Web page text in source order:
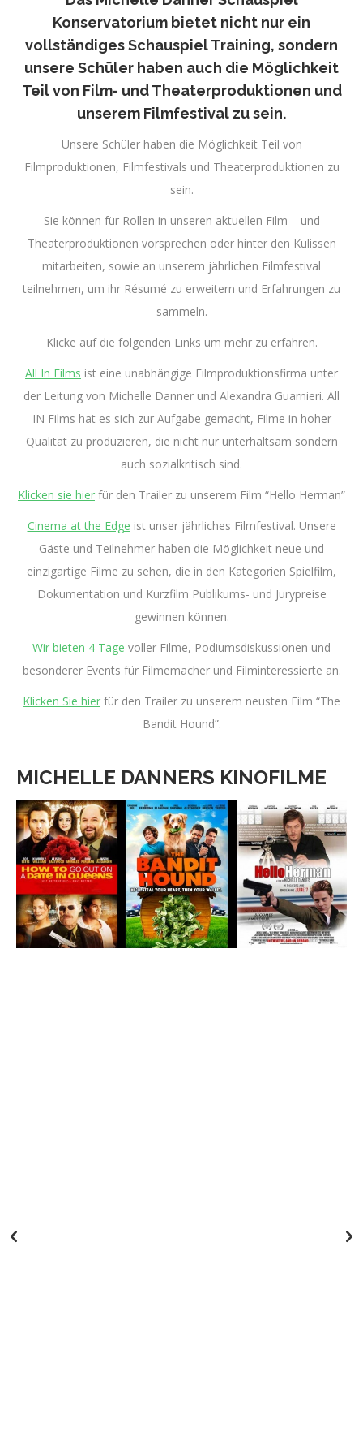
Konservatorium bietet nicht nur ein
vollständiges Schauspiel Training, sondern
unsere Schüler haben auch die Möglichkeit
Teil von Film- und Theaterproduktionen und
unserem Filmfestival zu sein.
Unsere Schüler haben die Möglichkeit Teil von
Filmproduktionen, Filmfestivals und Theaterproduktionen zu
sein.
Sie können für Rollen in unseren aktuellen Film – und
Theaterproduktionen vorsprechen oder hinter den Kulissen
mitarbeiten, sowie an unserem jährlichen Filmfestival
teilnehmen, um ihr Résumé zu erweitern und Erfahrungen zu
sammeln.
Klicke auf die folgenden Links um mehr zu erfahren.
All In Films ist eine unabhängige Filmproduktionsfirma unter
der Leitung von Michelle Danner und Alexandra Guarnieri. All
IN Films hat es sich zur Aufgabe gemacht, Filme in hoher
Qualität zu produzieren, die nicht nur unterhaltsam sondern
auch sozialkritisch sind.
Klicken sie hier für den Trailer zu unserem Film “Hello Herman”
Cinema at the Edge ist unser jährliches Filmfestival. Unsere
Gäste und Teilnehmer haben die Möglichkeit neue und
einzigartige Filme zu sehen, die in den Kategorien Spielfilm,
Dokumentation und Kurzfilm Publikums- und Jurypreise
gewinnen können.
Wir bieten 4 Tage voller Filme, Podiumsdiskussionen und
besonderer Events für Filmemacher und Filminteressierte an.
Klicken Sie hier für den Trailer zu unserem neusten Film “The
Bandit Hound”.
MICHELLE DANNERS KINOFILME